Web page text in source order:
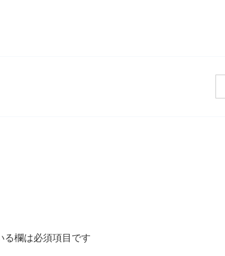
る欄は必須項目です